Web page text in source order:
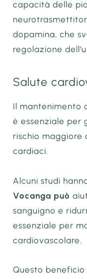
capacità delle
dopamina, che
regolazione
Salute
Il mantenimento
è essenziale per
rischio maggiore
cardiaci.
Alcuni studi
Vocanga può
sanguigno e
essenziale per
cardiovascolare.
Questo